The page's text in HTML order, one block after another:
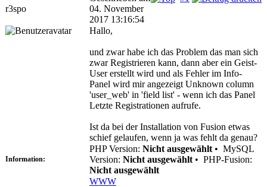
r3spo
04. November
2017 13:16:54
Hallo,
und zwar habe ich das Problem das man sich
zwar Registrieren kann, dann aber ein Geist-
User erstellt wird und als Fehler im Info-
Panel wird mir angezeigt Unknown column
'user_web' in 'field list' - wenn ich das Panel
Letzte Registrationen aufrufe.
Ist da bei der Installation von Fusion etwas
schief gelaufen, wenn ja was fehlt da genau?
Information:
PHP Version: Nicht ausgewählt • MySQL
Version: Nicht ausgewählt • PHP-Fusion:
Nicht ausgewählt
WWW